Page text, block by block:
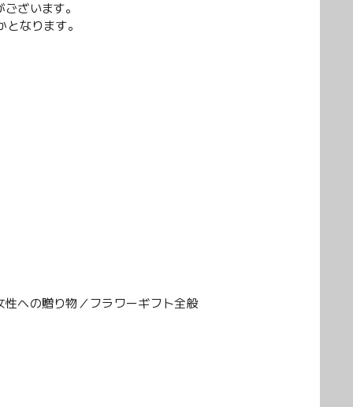
ざいます。
なります。
への贈り物／フラワーギフト全般